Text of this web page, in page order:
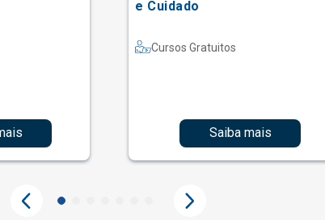
e Cuidado
Cursos Gratuitos
Saiba mais